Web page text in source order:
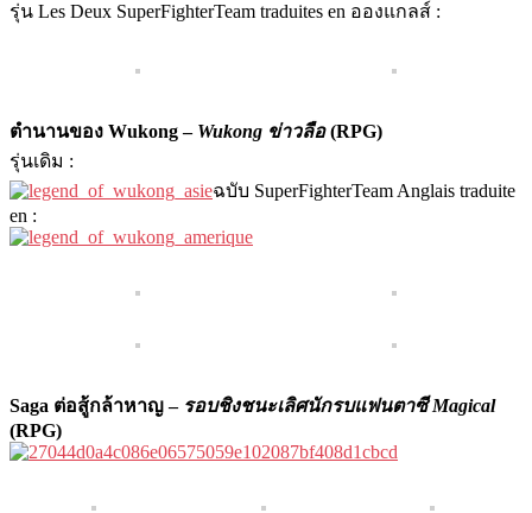
รุ่น Les Deux SuperFighterTeam traduites en อองแกลส์ :
ตำนานของ Wukong – Wukong ข่าวลือ(RPG)
รุ่นเดิม :
ฉบับ SuperFighterTeam Anglais traduite
en :
Saga ต่อสู้กล้าหาญ – รอบชิงชนะเลิศนักรบแฟนตาซี Magical
(RPG)